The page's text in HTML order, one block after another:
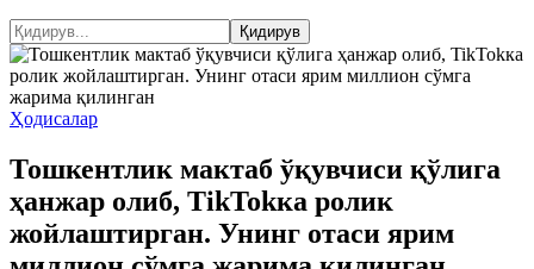
Ҳодисалар
Тошкентлик мактаб ўқувчиси қўлига
ҳанжар олиб, TikTokка ролик
жойлаштирган. Унинг отаси ярим